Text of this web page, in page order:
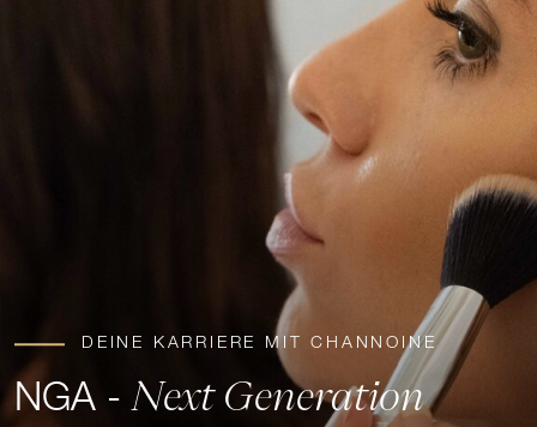
DEINE KARRIERE MIT CHANNOINE
NGA -Next Generation